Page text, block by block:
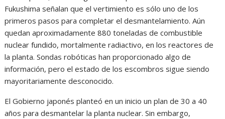
Fukushima señalan que el vertimiento es sólo uno de los
primeros pasos para completar el desmantelamiento. Aún
quedan aproximadamente 880 toneladas de combustible
nuclear fundido, mortalmente radiactivo, en los reactores de
la planta. Sondas robóticas han proporcionado algo de
información, pero el estado de los escombros sigue siendo
mayoritariamente desconocido.
El Gobierno japonés planteó en un inicio un plan de 30 a 40
años para desmantelar la planta nuclear. Sin embargo,